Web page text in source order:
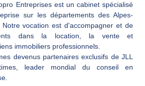
Entreprises est un cabinet spécialisé
sur les départements des Alpes-
vocation est d'accompagner et de
dans la location, la vente et
immobiliers professionnels.
devenus partenaires exclusifs de JLL
leader mondial du conseil en